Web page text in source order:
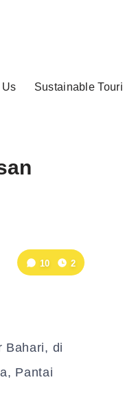
Sustainable
10 2
Bahari, di
Pantai